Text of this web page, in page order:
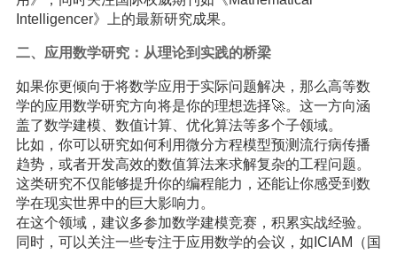
Intelligencer》上的最新研究成果。
二、应用数学研究：从理论到实践的桥梁
如果你更倾向于将数学应用于实际问题解决，那么高等数
学的应用数学研究方向将是你的理想选择🚀。这一方向涵
盖了数学建模、数值计算、优化算法等多个子领域。
比如，你可以研究如何利用微分方程模型预测流行病传播
趋势，或者开发高效的数值算法来求解复杂的工程问题。
这类研究不仅能够提升你的编程能力，还能让你感受到数
学在现实世界中的巨大影响力。
在这个领域，建议多参加数学建模竞赛，积累实战经验。
同时，可以关注一些专注于应用数学的会议，如ICIAM（国